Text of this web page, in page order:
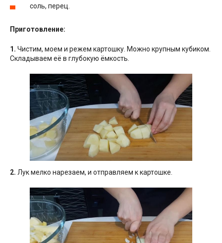
соль, перец.
Приготовление:
1. Чистим, моем и режем картошку. Можно крупным кубиком.
Складываем её в глубокую ёмкость.
2. Лук мелко нарезаем, и отправляем к картошке.